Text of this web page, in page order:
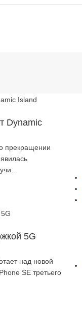
Dynamic
прекращении
5G
над новой
SE третьего